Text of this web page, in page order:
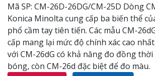
Mã SP: CM-26D-26DG/CM-25D Dòng
Konica Minolta cung cấp ba biến thể
phổ cầm tay tiên tiến. Các mẫu CM-
cấp mang lại mức độ chính xác cao
với CM-26dG có khả năng đo đồng thời
bóng, còn CM-26d đặc biệt để đo màu.